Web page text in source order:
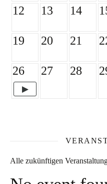
12 13 14
19 20 21
26 27 28
Alle zukünftigen